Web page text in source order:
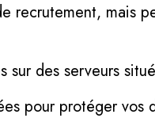
recrutement, mais
des serveurs
pour protéger vos